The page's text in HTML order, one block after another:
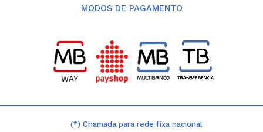
MODOS DE PAGAMENTO
(*) Chamada para rede fixa nacional